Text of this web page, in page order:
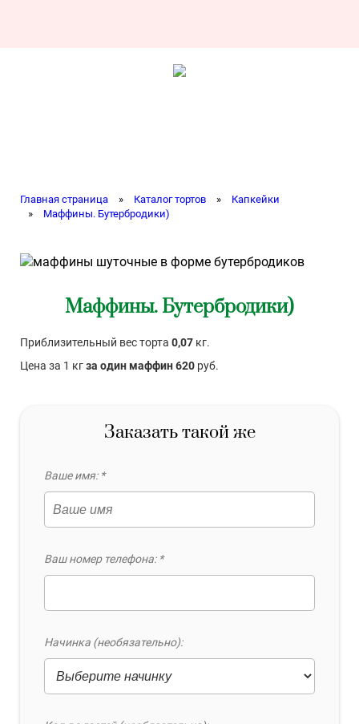
Главная страница » Каталог тортов »
Капкейки
»
Маффины. Бутербродики)
Маффины. Бутербродики)
Приблизительный вес торта 0,07 кг.
Цена за 1 кгза один маффин 620 руб.
Заказать такой же
Ваше имя: *
Ваш номер телефона: *
Начинка (необязательно):